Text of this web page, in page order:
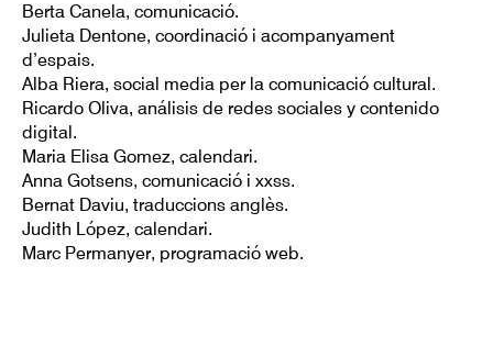
Berta Canela, comunicació.
Julieta Dentone, coordinació i acompanyament
d’espais.
Alba Riera, social media per la comunicació cultural.
Ricardo Oliva, análisis de redes sociales y contenido
digital.
Maria Elisa Gomez, calendari.
Anna Gotsens, comunicació i xxss.
Bernat Daviu, traduccions anglès.
Judith López, calendari.
Marc Permanyer, programació web.